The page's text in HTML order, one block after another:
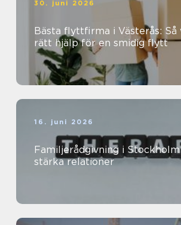
30. juni 2026
Bästa flyttfirma i Västerås: Så
rätt hjälp för en smidig flytt
16. juni 2026
Familjerådgivning i
stärka relationer